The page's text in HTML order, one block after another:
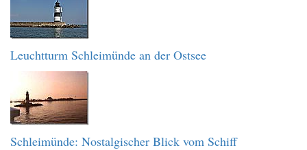
Leuchtturm Schleimünde an der Ostsee
Schleimünde: Nostalgischer Blick vom Schiff